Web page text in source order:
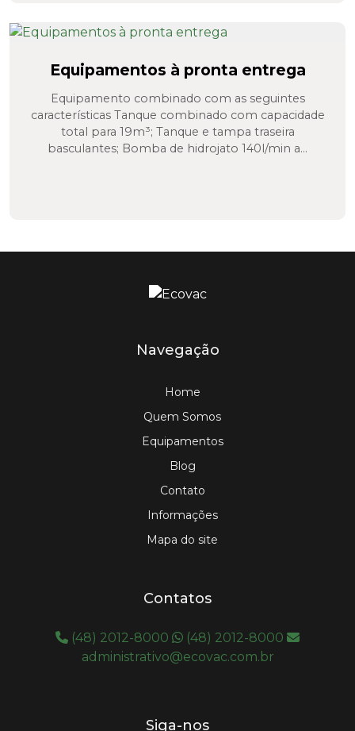
Equipamentos à pronta entrega
Equipamento combinado com as seguintes
características Tanque combinado com capacidade
total para 19m³; Tanque e tampa traseira
basculantes; Bomba de hidrojato 140l/min a...
Navegação
Home
Quem Somos
Equipamentos
Blog
Contato
Informações
Mapa do site
Contatos
(48) 2012-8000
(48) 2012-8000
administrativo@ecovac.com.br
Siga-nos